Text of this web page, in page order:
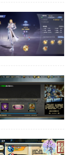
主线推进、限时活
板块下的镜像魔镜